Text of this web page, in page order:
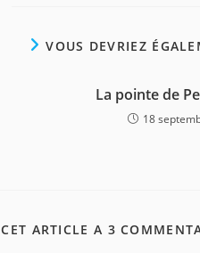
VOUS DEVRIEZ
La pointe de
18
CET ARTICLE A 3